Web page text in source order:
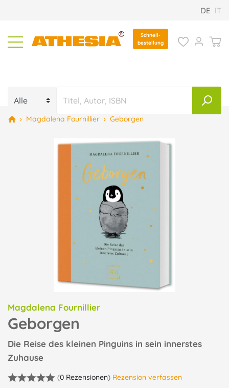
DE IT
Schnell-
bestellung
› Magdalena Fournillier › Geborgen
Magdalena Fournillier
Geborgen
Die Reise des kleinen Pinguins in sein innerstes
Zuhause
(0 Rezensionen) Rezension verfassen